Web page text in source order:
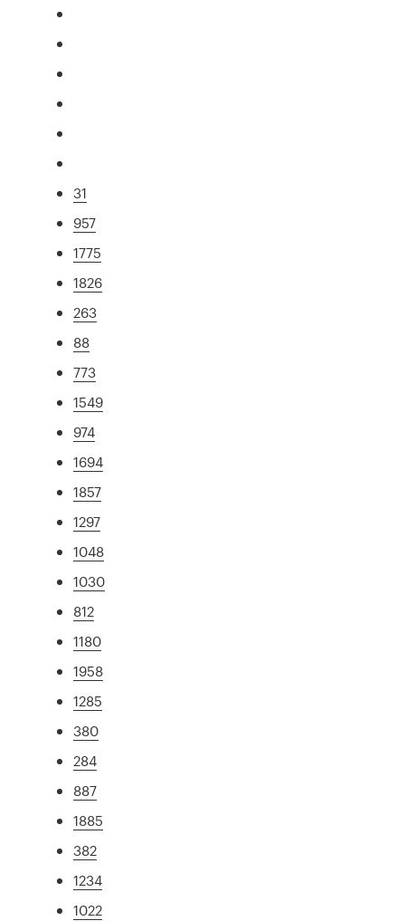
31
957
1775
1826
263
88
773
1549
974
1694
1857
1297
1048
1030
812
1180
1958
1285
380
284
887
1885
382
1234
1022